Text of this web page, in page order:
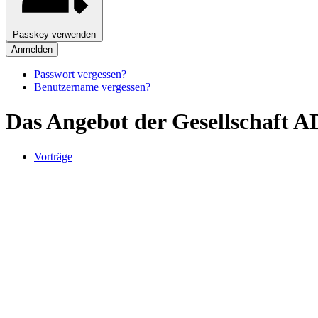
Passkey verwenden
Anmelden
Passwort vergessen?
Benutzername vergessen?
Das Angebot der Gesellschaft
Vorträge